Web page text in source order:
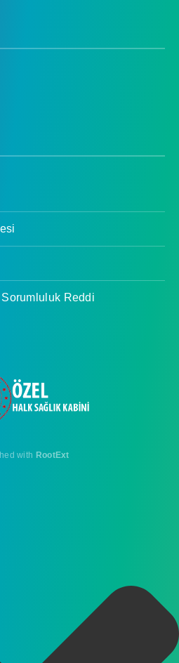
Reddi
with RootExt